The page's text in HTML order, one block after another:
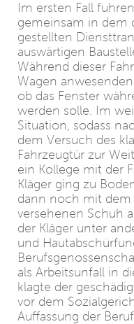
Im ersten Fall
gemeinsam in dem
gestellten
auswärtigen
Während dieser
Wagen
ob das Fenster
werden solle. Im
Situation, sodass
dem Versuch des
Fahrzeugtür zur
ein Kollege mit der
Kläger ging zu
dann noch mit dem
versehenen Schuh
der Kläger unter
und
als Arbeitsunfall in
klagte der
vor dem
Auffassung der